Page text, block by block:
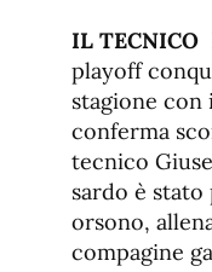
IL TECNICO
playoff
stagione
conferma
tecnico
sardo è
orsono,
compagine